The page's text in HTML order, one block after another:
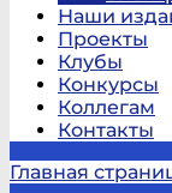
Наши
Проекты
Клубы
Конкурсы
Коллегам
Контакты
Главная